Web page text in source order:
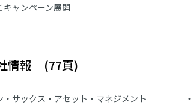
キャンペーン展開
情報 (77頁)
・サックス・アセット・マネジメント